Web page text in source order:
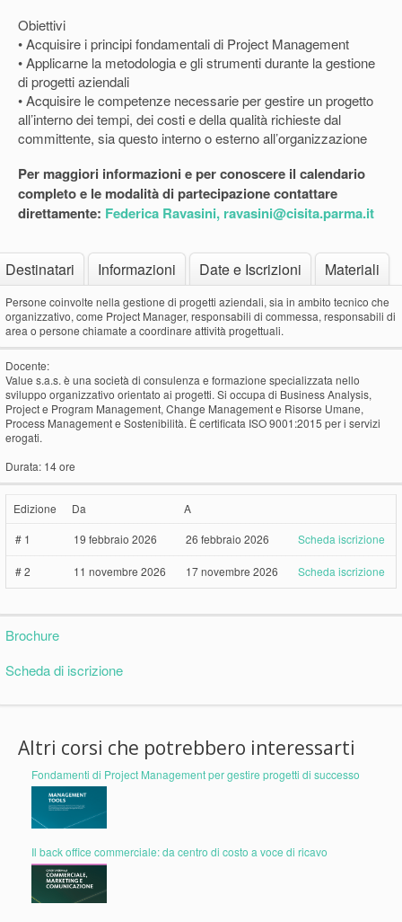
Obiettivi
• Acquisire i principi fondamentali di Project Management
• Applicarne la metodologia e gli strumenti durante la gestione
di progetti aziendali
• Acquisire le competenze necessarie per gestire un progetto
all’interno dei tempi, dei costi e della qualità richieste dal
committente, sia questo interno o esterno all’organizzazione
Per maggiori informazioni e per conoscere il calendario
completo e le modalità di partecipazione contattare
direttamente: Federica Ravasini, ravasini@cisita.parma.it
Destinatari Informazioni Date e Iscrizioni Materiali
Persone coinvolte nella gestione di progetti aziendali, sia in ambito tecnico che
organizzativo, come Project Manager, responsabili di commessa, responsabili di
area o persone chiamate a coordinare attività progettuali.
Docente:
Value s.a.s. è una società di consulenza e formazione specializzata nello
sviluppo organizzativo orientato ai progetti. Si occupa di Business Analysis,
Project e Program Management, Change Management e Risorse Umane,
Process Management e Sostenibilità. È certificata ISO 9001:2015 per i servizi
erogati.
Durata: 14 ore
Edizione Da
A
# 1
19 febbraio 2026 26 febbraio 2026 Scheda iscrizione
# 2 11 novembre 2026 17 novembre 2026 Scheda iscrizione
Brochure
Scheda di iscrizione
Altri corsi che potrebbero interessarti
Fondamenti di Project Management per gestire progetti di successo
Il back office commerciale: da centro di costo a voce di ricavo